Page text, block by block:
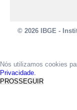
© 2026 IBGE -
Nós utilizamos cookies
Privacidade.
PROSSEGUIR